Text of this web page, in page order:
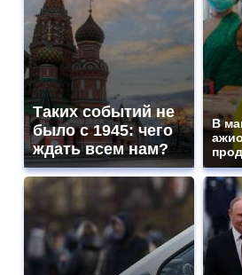
Таких событий не
было с 1945: чего
ждать всем нам?
В